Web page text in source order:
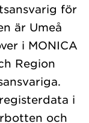
för
är Umeå
i MONICA
Region
i
och